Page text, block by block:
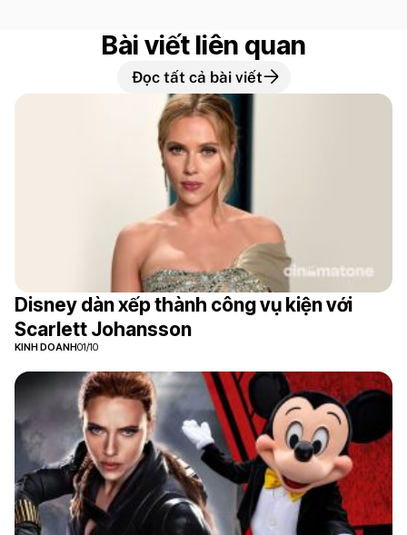
Bài viết liên quan
Đọc tất cả bài viết
Disney dàn xếp thành công vụ kiện với
Scarlett Johansson
KINH DOANH01/10